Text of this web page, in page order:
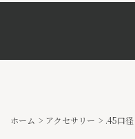
ホーム > アクセサリー > .45口